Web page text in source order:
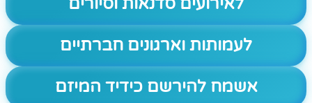
לעמותות וארגונים חברתיים
אשמח להירשם כידיד המיזם